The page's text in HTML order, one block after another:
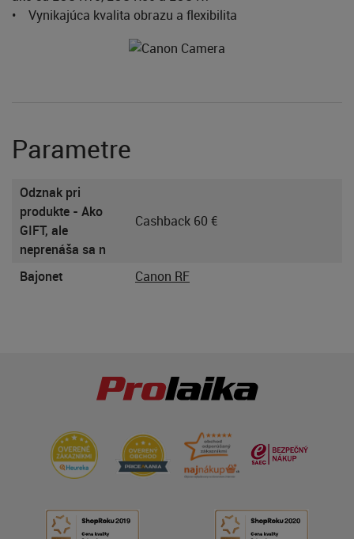
• Vynikajúca kvalita obrazu a flexibilita
Parametre
Odznak pri
produkte - Ako
GIFT, ale
neprenáša sa n
Cashback 60 €
Bajonet Canon RF